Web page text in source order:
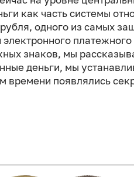
как часть системы
одного из самых
платежного
знаков, мы
деньги, мы
времени появлялись